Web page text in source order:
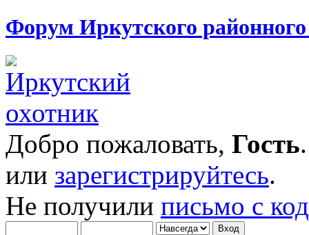
Форум Иркутского
Добро пожаловать, Гость
или зарегистрируйтесь.
Не получили письмо с